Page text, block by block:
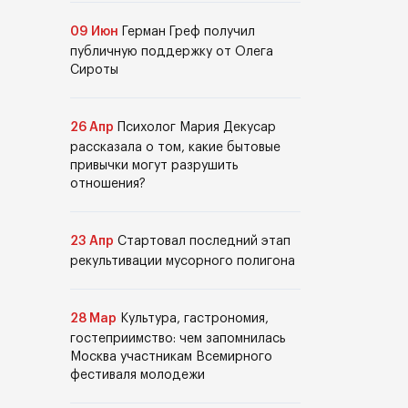
09 Июн
Герман Греф получил
публичную поддержку от Олега
Сироты
26 Апр
Психолог Мария Декусар
рассказала о том, какие бытовые
привычки могут разрушить
отношения?
23 Апр Стартовал последний этап
рекультивации мусорного полигона
28 Мар Культура, гастрономия,
гостеприимство: чем запомнилась
Москва участникам Всемирного
фестиваля молодежи